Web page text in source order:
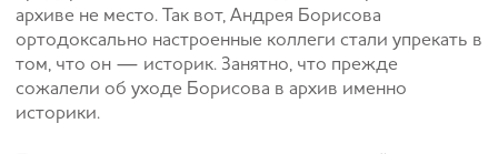
архиве не место. Так вот, Андрея Борисова
ортодоксально настроенные коллеги стали упрекать в
том, что он — историк. Занятно, что прежде
сожалели об уходе Борисова в архив именно
историки.